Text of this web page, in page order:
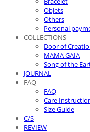
Objets
Others
Personal
COLLECTIONS
Door of
MAMA GAIA
Song of the
JOURNAL
FAQ
FAQ
Care
Size Guide
C/S
REVIEW